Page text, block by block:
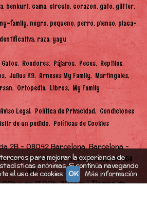
benkurt cama circulo corazon gato glitter
family negro pequeno perro pienso placa-
raza yagu
Gatos Roedores Pájaros Peces
Reptiles
Julius K9 Arneses My Family
Martingales
Ortopedia Libros My Family
Aviso Legal Política de Privacidad Condiciones
de un pedido Políticas de Cookies
2B - 08042 Barcelona, Barcelona -
|747 448 968|Solo Whatsapp 625 058
522
y de 17.00h-20.00h |Tiempo de
para mejorar la experiencia de
anónimas. Si continúa navegando
el uso de cookies. OK Más información